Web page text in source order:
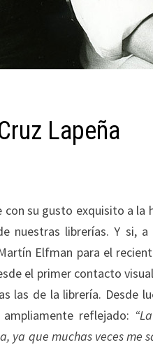
Lapeña
con su gusto exquisito a
nuestras librerías. Y si,
Elfman para el
el primer contacto
las de la librería. Desde
reflejado:
ya que muchas veces me